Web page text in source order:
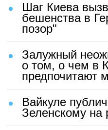
Шаг Киева
бешенства в
позор"
Залужный
о том, о чем в
предпочитают
Вайкуле
Зеленскому на